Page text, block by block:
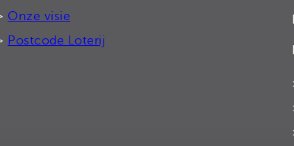
Onze visie
Postcode Loterij